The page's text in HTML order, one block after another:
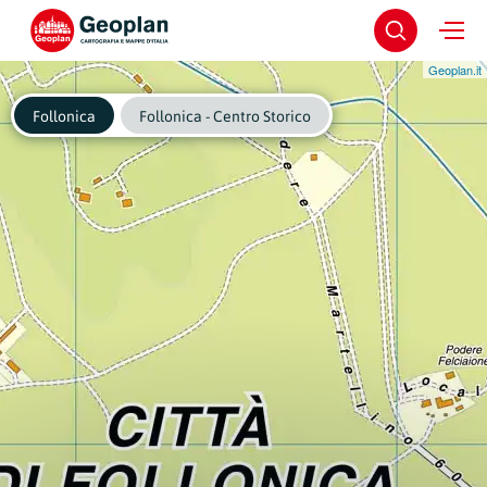
Geoplan.it
Follonica Follonica - Centro Storico